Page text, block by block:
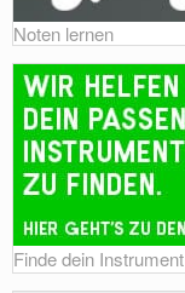
Noten lernen
Finde dein Instrument